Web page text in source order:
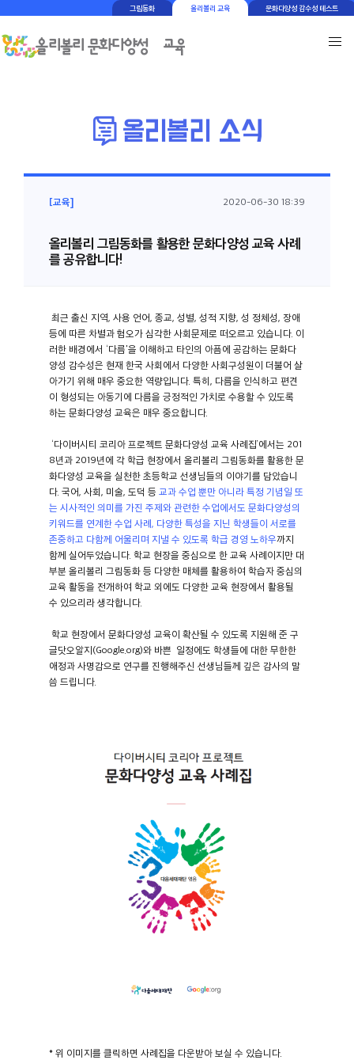
그림동화 올리볼리 교육 문화다양성 감수성 테스트
[교육] 2020-06-30 18:39
올리볼리 그림동화를 활용한 문화다양성 교육 사례
를 공유합니다!
최근 출신 지역, 사용 언어, 종교, 성별, 성적 지향, 성 정체성, 장애
등에 따른 차별과 혐오가 심각한 사회문제로 떠오르고 있습니다. 이
러한 배경에서 ‘다름'을 이해하고 타인의 아픔에 공감하는 문화다
양성 감수성은 현재 한국 사회에서 다양한 사회구성원이 더불어 살
아가기 위해 매우 중요한 역량입니다. 특히, 다름을 인식하고 편견
이 형성되는 아동기에 다름을 긍정적인 가치로 수용할 수 있도록
하는 문화다양성 교육은 매우 중요합니다.
‘다이버시티 코리아 프로젝트 문화다양성 교육 사례집’에서는 201
8년과 2019년에 각 학급 현장에서 올리볼리 그림동화를 활용한 문
화다양성 교육을 실천한 초등학교 선생님들의 이야기를 담았습니
다. 국어, 사회, 미술, 도덕 등교과 수업 뿐만 아니라특정 기념일 또
는 시사적인 의미를 가진 주제와 관련한 수업에서도 문화다양성의
키워드를 연계한 수업 사례, 다양한 특성을 지닌 학생들이 서로를
존중하고 다함께 어울리며 지낼 수 있도록 학급 경영 노하우까지
함께 실어두었습니다. 학교 현장을 중심으로 한 교육 사례이지만 대
부분 올리볼리 그림동화 등 다양한 매체를 활용하여 학습자 중심의
교육 활동을 전개하여 학교 외에도 다양한 교육 현장에서 활용될
수 있으리라 생각합니다.
학교 현장에서 문화다양성 교육이 확산될 수 있도록 지원해 준 구
글닷오알지(Google.org)와 바쁜 일정에도 학생들에 대한 무한한
애정과 사명감으로 연구를 진행해주신 선생님들께 깊은 감사의 말
씀 드립니다.
* 위 이미지를 클릭하면 사례집을 다운받아 보실 수 있습니다.